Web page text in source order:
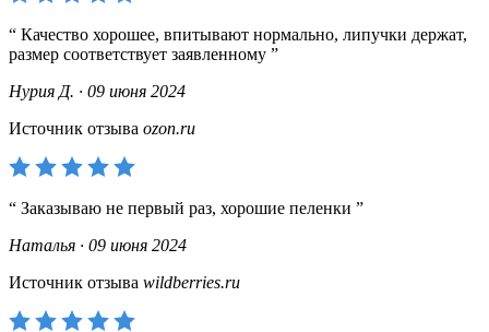
Качество хорошее, впитывают нормально, липучки держат,
размер соответствует заявленному
Нурия Д. · 09 июня 2024
Источник отзыва ozon.ru
Заказываю не первый раз, хорошие пеленки
Наталья · 09 июня 2024
Источник отзыва wildberries.ru